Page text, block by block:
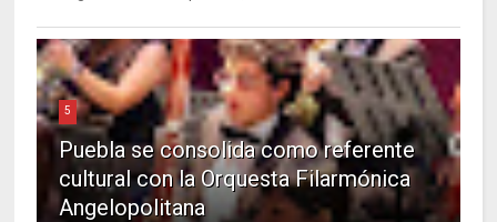
5
Puebla se consolida como referente
cultural con la Orquesta Filarmónica
Angelopolitana